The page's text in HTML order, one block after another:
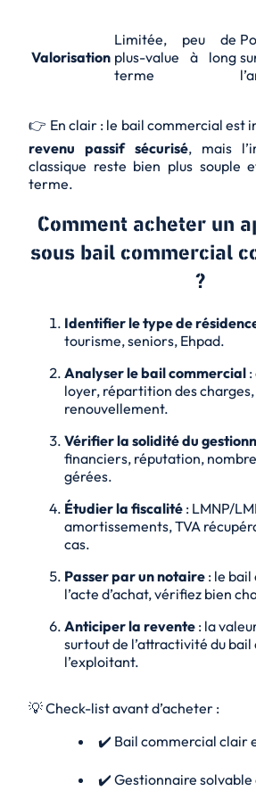
Valorisation
Limitée, peu de
plus-value à long
terme
👉 En clair : le bail commercial est
revenu passif sécurisé, mais
classique reste bien plus souple
terme.
Comment acheter un
sous bail commercial
?
Identifier le type de
tourisme, seniors, Ehpad.
Analyser le bail commercial
loyer, répartition des charges,
renouvellement.
Vérifier la solidité du
financiers, réputation,
gérées.
Étudier la fiscalité : LMNP/
amortissements, TVA
cas.
Passer par un notaire : le bail
l’acte d’achat, vérifiez bien
Anticiper la revente : la
surtout de l’attractivité du
l’exploitant.
💡 Check-list avant d’acheter :
✔️ Bail commercial clair
✔️ Gestionnaire